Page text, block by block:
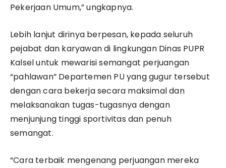
Pekerjaan Umum,” ungkapnya.
Lebih lanjut dirinya berpesan, kepada seluruh
pejabat dan karyawan di lingkungan Dinas PUPR
Kalsel untuk mewarisi semangat perjuangan
“pahlawan” Departemen PU yang gugur tersebut
dengan cara bekerja secara maksimal dan
melaksanakan tugas-tugasnya dengan
menjunjung tinggi sportivitas dan penuh
semangat.
“Cara terbaik mengenang perjuangan mereka